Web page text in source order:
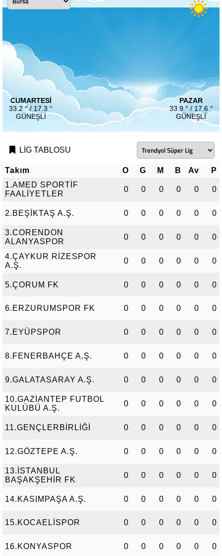
CUMARTESI
33.2 ° / 17.3 °
GÜNEŞLI
PAZAR
33.9 ° / 17.6 °
GÜNEŞLI
LİG TABLOSU
Takım O G M B Av
P
1.AMED SPORTİF
FAALİYETLER
0 0 0 0 0 0
2.BEŞİKTAŞ A.Ş. 0 0 0 0 0 0
3.CORENDON
ALANYASPOR
0 0 0 0 0 0
4.ÇAYKUR RİZESPOR
A.Ş.
0 0 0 0 0 0
5.ÇORUM FK 0 0 0 0 0 0
6.ERZURUMSPOR FK 0 0 0 0 0 0
7.EYÜPSPOR 0 0 0 0 0 0
8.FENERBAHÇE A.Ş. 0 0 0 0 0 0
9.GALATASARAY A.Ş. 0 0 0 0 0 0
10.GAZİANTEP FUTBOL
KULÜBÜ A.Ş.
0 0 0 0 0 0
11.GENÇLERBİRLİĞİ 0 0 0 0 0 0
12.GÖZTEPE A.Ş. 0 0 0 0 0 0
13.İSTANBUL
BAŞAKŞEHİR FK
0 0 0 0 0 0
14.KASIMPAŞA A.Ş. 0 0 0 0 0 0
15.KOCAELİSPOR 0 0 0 0 0 0
16.KONYASPOR 0 0 0 0 0 0